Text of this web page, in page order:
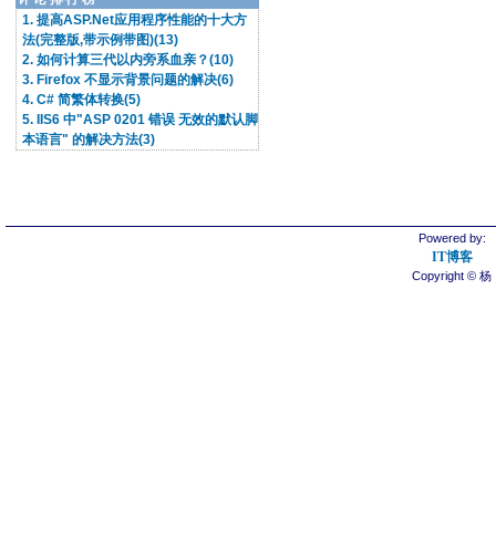
1. 提高ASP.Net应用程序性能的十大方
法(完整版,带示例带图)(13)
2. 如何计算三代以内旁系血亲？(10)
3. Firefox 不显示背景问题的解决(6)
4. C# 简繁体转换(5)
5. IIS6 中"ASP 0201 错误 无效的默认脚
本语言" 的解决方法(3)
Powered by:
IT博客
Copyright © 杨